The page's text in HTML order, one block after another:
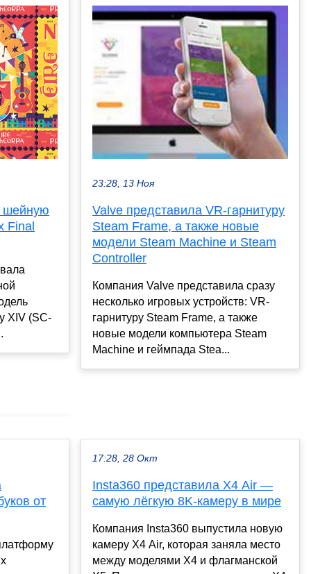
шейную
Final
XIV (SC-
23:28, 13 Ноя
Valve представила VR-гарнитуру
Steam Frame, а также новые
модели Steam Machine и Steam
Controller
Компания Valve представила сразу
несколько игровых устройств: VR-
гарнитуру Steam Frame, а также
новые модели компьютера Steam
Machine и геймпада Stea...
от
17:28, 28 Окт
Insta360 представила X4 Air —
самую лёгкую 8K-камеру в мире
Компания Insta360 выпустила новую
камеру X4 Air, которая заняла место
между моделями X4 и флагманской